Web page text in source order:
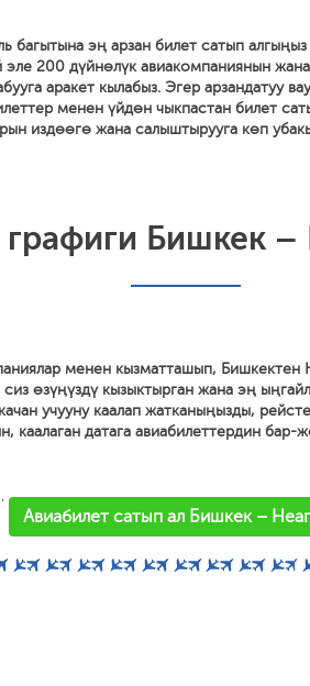
багытына эң арзан билет сатып
200 дүйнөлүк авиакомпаниянын
аракет кылабыз. Эгер арзандатуу
менен үйдөн чыкпастан билет
издөөгө жана салыштырууга көп
графиги Бишкек
менен кызматташып, Бишкектен
өзүңүздү кызыктырган жана эң
учууну каалап жатканыңызды,
каалаган датага авиабилеттердин
'
Авиабилет сатып ал Бишкек –